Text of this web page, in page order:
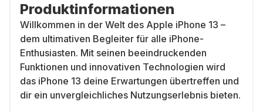
Produktinformationen
Willkommen in der Welt des Apple iPhone 13 –
dem ultimativen Begleiter für alle iPhone-
Enthusiasten. Mit seinen beeindruckenden
Funktionen und innovativen Technologien wird
das iPhone 13 deine Erwartungen übertreffen und
dir ein unvergleichliches Nutzungserlebnis bieten.